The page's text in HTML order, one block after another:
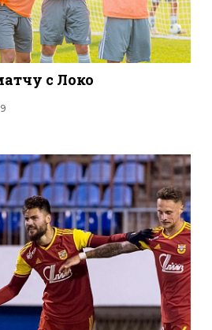
с Локо